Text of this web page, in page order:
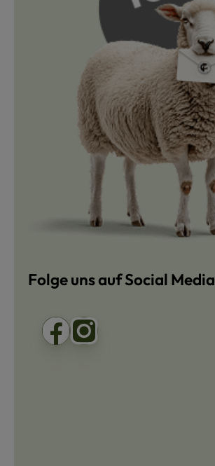
Folge uns auf Social Media